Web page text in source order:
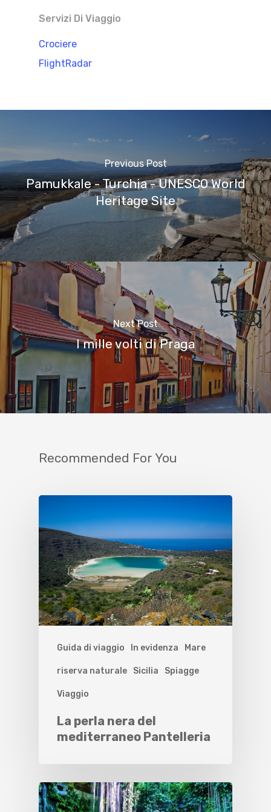
Servizi Di Viaggio
Crociere
FlightRadar
Previous Post
Pamukkale - Turchia - UNESCO World
Heritage Site
Next Post
I mille volti di Praga
Recommended For You
Guida di viaggio In evidenza Mare
riserva naturale Sicilia Spiagge
Viaggio
La perla nera del
mediterraneo Pantelleria